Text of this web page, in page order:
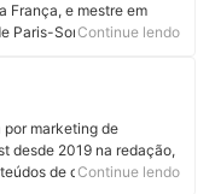
França, e mestre em
Paris-Sorbonne, onde
Itaú e Santander, e
a investir melhor e
durante seus
atuando como
de valores mobiliários
“ESG - Pilares da
Continue lendo
por marketing de
desde 2019 na redação,
de diversas
Continue lendo